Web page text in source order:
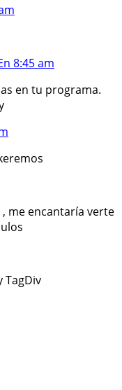
8:45 am
en tu programa.
me encantaría verte
TagDiv